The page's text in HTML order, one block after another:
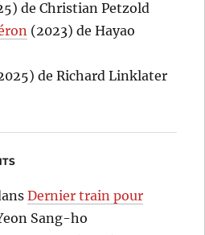
de Christian Petzold
(2023) de Hayao
de Richard Linklater
Dernier train pour
Sang-ho